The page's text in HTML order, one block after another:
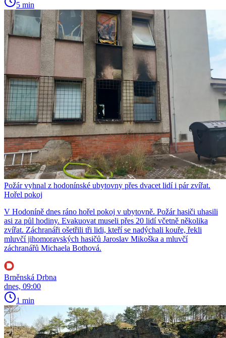
5 min
Požár vyhnal z hodonínské ubytovny přes dvacet lidí i pár zvířat.
Hořel pokoj
V Hodoníně dnes ráno hořel pokoj v ubytovně. Požár hasiči uhasili
asi za půl hodiny. Evakuovat museli přes 20 lidí včetně několika
zvířat. Záchranáři ošetřili tři lidi, kteří se nadýchali kouře, řekli
mluvčí jihomoravských hasičů Jaroslav Mikoška a mluvčí
záchranářů Michaela Bothová.
Brněnská Drbna
dnes, 09:00
1 min